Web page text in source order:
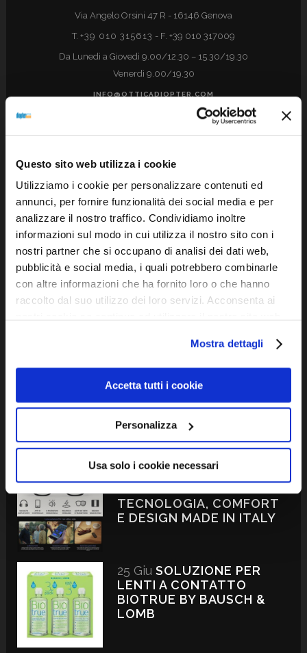
Questo sito web utilizza i cookie
Utilizziamo i cookie per personalizzare contenuti ed
annunci, per fornire funzionalità dei social media e per
analizzare il nostro traffico. Condividiamo inoltre
informazioni sul modo in cui utilizza il nostro sito con i
nostri partner che si occupano di analisi dei dati web,
pubblicità e social media, i quali potrebbero combinarle
con altre informazioni che ha fornito loro o che hanno
raccolto dal suo utilizzo dei loro servizi. Acconsenta ai
Mostra dettagli
Accetta tutti i cookie
Personalizza
Usa solo i cookie necessari
Via Angelo Orsini 47 R - 16146 Genova
T. +39 010 315613 - F. +39 010 317009
Da Lunedì a Giovedì 9.00/12.30 – 15.30/19.30
Venerdì 9.00/19.30
INFO@OTTICADIOPTER.COM
T. e F.
+39 010 2510571
Da Martedì a Sabato 9.00/12.30 – 15.30/19.30
INFO@OTTICADIOPTER.COM
UTILITY
Company info
Informativa sui cookies
TECNOLOGIA, COMFORT
E DESIGN MADE IN ITALY
25 Giu SOLUZIONE PER
LENTI A CONTATTO
BIOTRUE BY BAUSCH &
LOMB